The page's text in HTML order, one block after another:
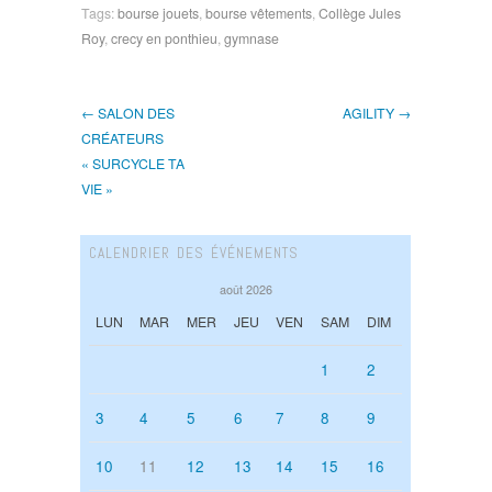
Tags:bourse jouets,bourse vêtements,Collège Jules
Roy,crecy en ponthieu,gymnase
← SALON DES
CRÉATEURS
« SURCYCLE TA
VIE »
AGILITY →
CALENDRIER DES ÉVÉNEMENTS
août 2026
LUN MAR MER JEU VEN SAM DIM
1 2
3 4 5 6 7 8 9
10 11 12 13 14 15 16